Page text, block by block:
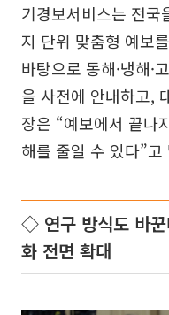
기경보서비스는 전
지 단위 맞춤형 예보
바탕으로 동해·냉해·
을 사전에 안내하고,
장은 “예보에서 끝나
해를 줄일 수 있다”고
◇ 연구 방식도 바
화 전면 확대